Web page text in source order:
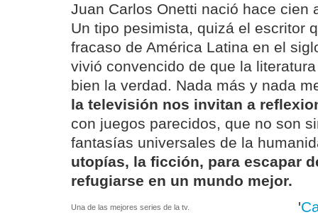
Juan Carlos Onetti nació hace cien
Un tipo pesimista, quizá el escritor
fracaso de América Latina en el
vivió convencido de que la
bien la verdad. Nada más y nada
la televisión nos invitan a
con juegos parecidos, que no son
fantasías universales de la
utopías, la ficción, para escapar
refugiarse en un mundo mejor.
Una de las mejores series de la tv. '